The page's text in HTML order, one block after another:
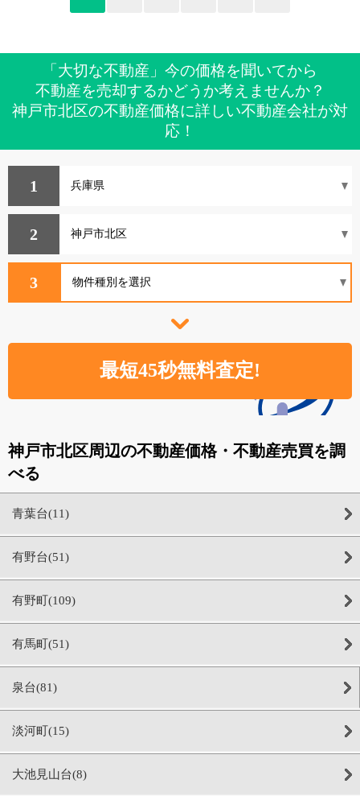
「大切な不動産」今の価格を聞いてから
不動産を売却するかどうか考えませんか？
神戸市北区の不動産価格に詳しい不動産会社が対
応！
1
2
3
神戸市北区周辺の不動産価格・不動産売買を調
べる
青葉台(11)
有野台(51)
有野町(109)
有馬町(51)
泉台(81)
淡河町(15)
大池見山台(8)